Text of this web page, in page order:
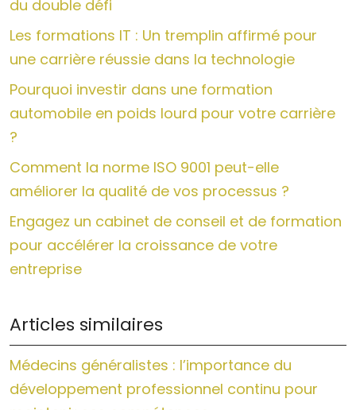
du double défi
Les formations IT : Un tremplin affirmé pour
une carrière réussie dans la technologie
Pourquoi investir dans une formation
automobile en poids lourd pour votre carrière
?
Comment la norme ISO 9001 peut-elle
améliorer la qualité de vos processus ?
Engagez un cabinet de conseil et de formation
pour accélérer la croissance de votre
entreprise
Articles similaires
Médecins généralistes : l’importance du
développement professionnel continu pour